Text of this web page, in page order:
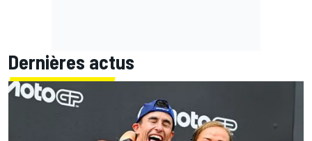
Dernières actus